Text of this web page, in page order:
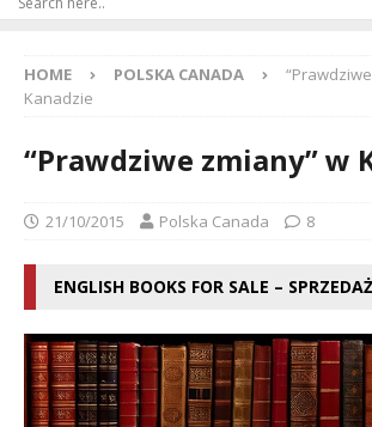
HOME POLSKA CANADA
Kanadzie
“Prawdziwe zmiany” w
21/10/2015 Polska Canada 8
ENGLISH BOOKS FOR SALE – SPRZEDAŻ